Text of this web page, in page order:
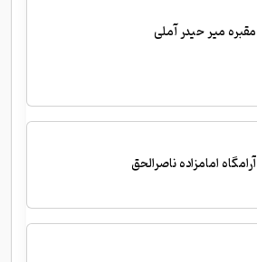
مقبره میر حیدر آملی
آرامگاه امامزاده ناصرالحق